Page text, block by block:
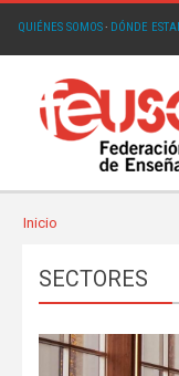
QUIÉNES SOMOS· DÓNDE
Inicio
SECTORES